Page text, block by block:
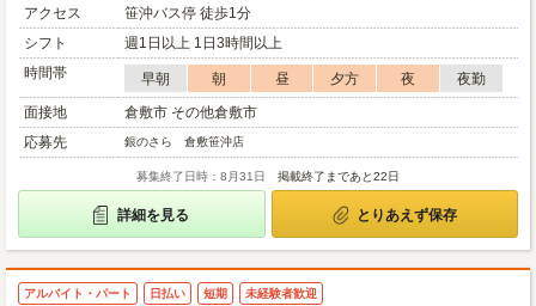
アクセス
笹沖バス停 徒歩1分
シフト
週1日以上 1日3時間以上
時間帯
早朝 朝 昼 夕方 夜
夜勤
面接地
倉敷市 その他倉敷市
応募先
銀のさら 倉敷笹沖店
募集終了日時：8月31日 掲載終了まであと22日
詳細を見る とりあえず保存
アルバイト・パート 日払い 短期 未経験者歓迎